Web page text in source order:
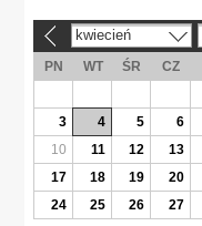
kwiecień
PN WT ŚR CZ
3
4 5 6
10
11 12 13
17
18 19 20
24
25 26 27